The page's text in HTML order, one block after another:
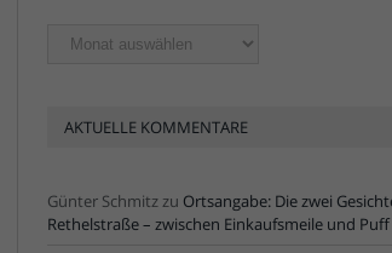
Ältere
AKTUELLE KOMMENTARE
Günter Schmitzzu Ortsangabe: Die zwei
Rethelstraße – zwischen Einkaufsmeile und Puff